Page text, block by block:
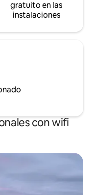
gratuito en las
instalaciones
con wifi